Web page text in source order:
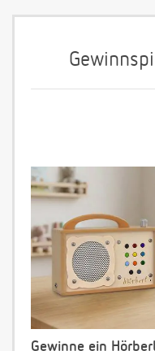
Gewinne ein